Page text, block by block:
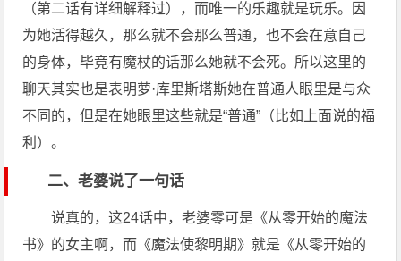
（第二话有详细解释过），而唯一的乐趣就是玩乐。因
为她活得越久，那么就不会那么普通，也不会在意自己
的身体，毕竟有魔杖的话那么她就不会死。所以这里的
聊天其实也是表明萝·库里斯塔斯她在普通人眼里是与众
不同的，但是在她眼里这些就是“普通”（比如上面说的福
利）。
二、老婆说了一句话
说真的，这24话中，老婆零可是《从零开始的魔法
书》的女主啊，而《魔法使黎明期》就是《从零开始的